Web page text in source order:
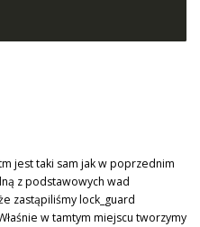
jest taki sam jak w poprzednim
z podstawowych wad
zastąpiliśmy lock_guard
w tamtym miejscu tworzymy